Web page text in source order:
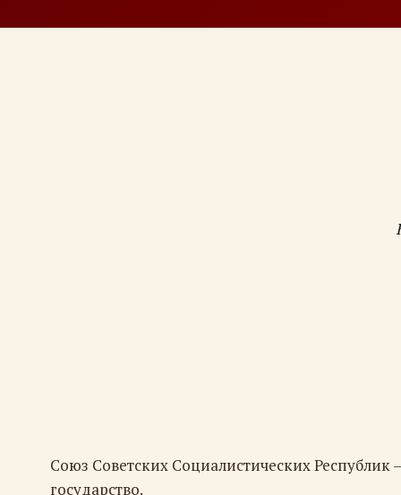
Союз Советских Социалистических Республик
государство.